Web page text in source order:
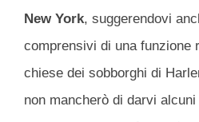
New York, suggerendovi
comprensivi di una funzione
chiese dei sobborghi di
non mancherò di darvi